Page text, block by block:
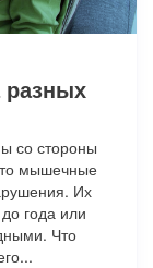
разных
со стороны
мышечные
Их
года или
Что